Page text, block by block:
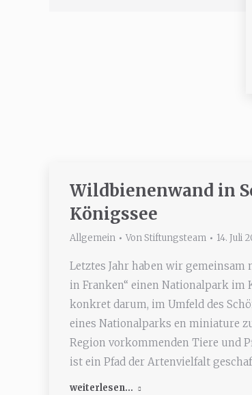
Wildbienenwand in
Königssee
Allgemein Von Stiftungsteam 14. Juli
Letztes Jahr haben wir
in Franken“ einen Nationalpark im
konkret darum, im Umfeld des
eines Nationalparks en miniature
Region vorkommenden Tiere und
ist ein Pfad der Artenvielfalt
weiterlesen...